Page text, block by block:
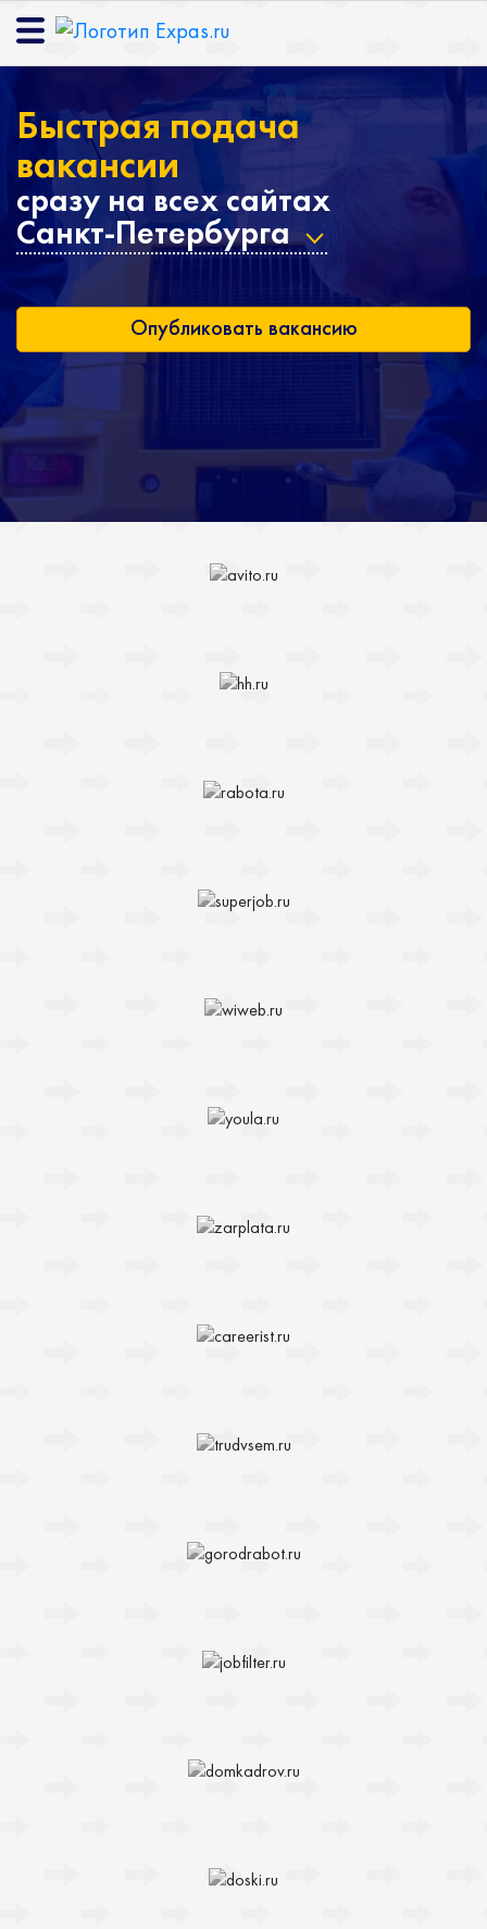
Быстрая подача
вакансии
сразу на всех сайтах
Санкт-Петербурга
Опубликовать вакансию